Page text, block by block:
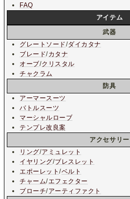
FAQ
アイテム
武器
グレートソード/ダイカタナ
ブレード/カタナ
オーブ/クリスタル
チャクラム
防具
アーマースーツ
バトルスーツ
マーシャルローブ
テンプレ改良案
アクセサリー
リング/アミュレット
イヤリング/ブレスレット
エポーレット/ベルト
チャーム/エフェクター
ブローチ/アーティファクト